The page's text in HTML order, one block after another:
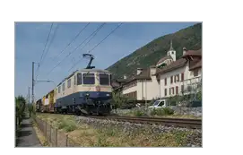
6 185 BR 185 ·Traxx AC1/
6 186 BR 186 ·Traxx MS2e·
6 187 BR 187 ·Traxx AC3·
6 189 BR 189 ·ES 64 F4·
6 189 BR 189 ·ES 64 F4·